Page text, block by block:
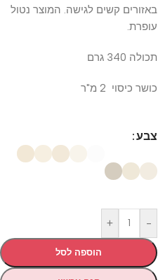
באזורים קשים לגישה. המוצר נטול
עופרת.
תכולה 340 גרם
כושר כיסוי 2 מ"ר
צבע
-
+
הוספה לסל